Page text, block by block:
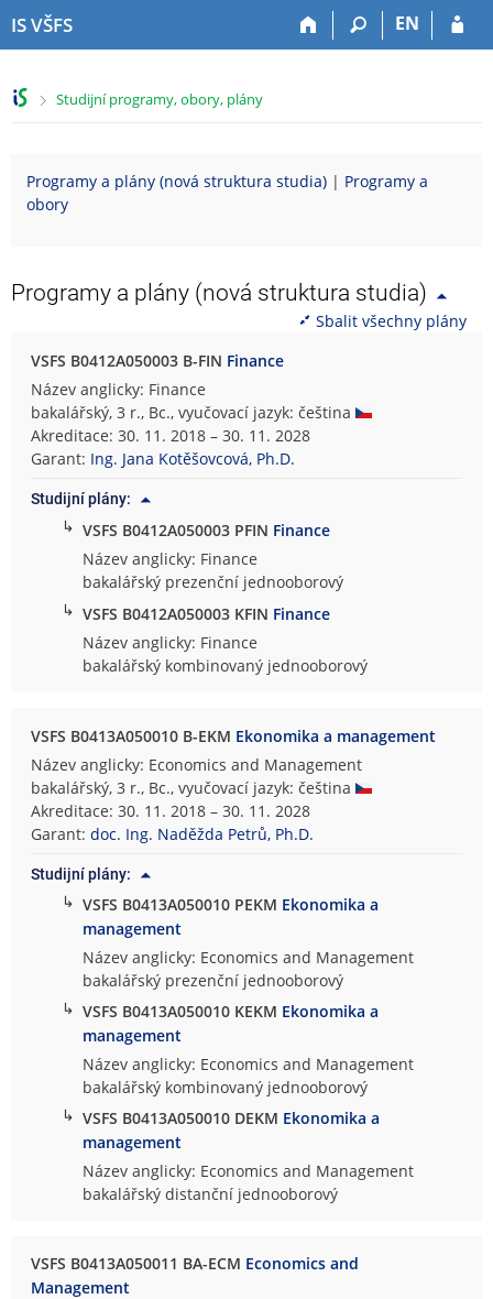
IS VŠFS EN
>
Studijní programy, obory, plány
Programy a plány (nová struktura studia) | Programy a
obory
Programy a plány (nová struktura studia)
Sbalit všechny plány
VSFS B0412A050003 B-FIN Finance
Název anglicky: Finance
bakalářský, 3 r., Bc., vyučovací jazyk: čeština
Akreditace: 30. 11. 2018 – 30. 11. 2028
Garant: Ing. Jana Kotěšovcová, Ph.D.
Studijní plány:
↳ VSFS B0412A050003 PFIN Finance
Název anglicky: Finance
bakalářský prezenční jednooborový
↳ VSFS B0412A050003 KFIN Finance
Název anglicky: Finance
bakalářský kombinovaný jednooborový
VSFS B0413A050010 B-EKM Ekonomika a management
Název anglicky: Economics and Management
bakalářský, 3 r., Bc., vyučovací jazyk: čeština
Akreditace: 30. 11. 2018 – 30. 11. 2028
Garant:doc. Ing. Naděžda Petrů, Ph.D.
Studijní plány:
↳ VSFS B0413A050010 PEKM Ekonomika a
management
Název anglicky: Economics and Management
bakalářský prezenční jednooborový
↳ VSFS B0413A050010 KEKM Ekonomika a
management
Název anglicky: Economics and Management
bakalářský kombinovaný jednooborový
↳ VSFS B0413A050010 DEKM Ekonomika a
management
Název anglicky: Economics and Management
bakalářský distanční jednooborový
VSFS B0413A050011 BA-ECM Economics and
Management